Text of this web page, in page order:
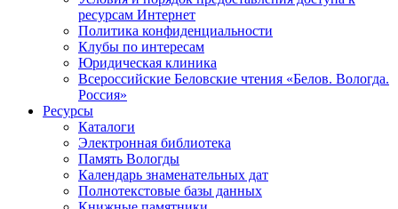
ресурсам Интернет
Политика конфиденциальности
Клубы по интересам
Юридическая клиника
Всероссийские Беловские чтения «Белов. Вологда.
Россия»
Ресурсы
Каталоги
Электронная библиотека
Память Вологды
Календарь знаменательных дат
Полнотекстовые базы данных